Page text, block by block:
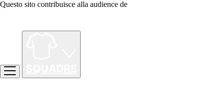
Questo sito contribuisce alla audience de